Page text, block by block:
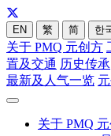
EN 繁 简 한
关于 PMQ 元创方
置及交通 历史传承
最新及人气一览
关于 PMQ